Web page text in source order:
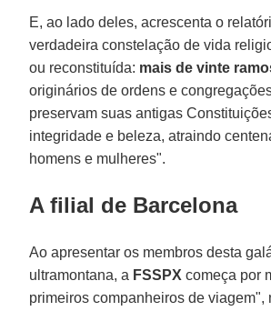
E, ao lado deles, acrescenta o
verdadeira constelação de vida
ou reconstituída: mais de vinte
originários de ordens e
preservam suas antigas
integridade e beleza, atraindo
homens e mulheres".
A filial de Barcelona
Ao apresentar os membros desta
ultramontana, a FSSPX começa por
primeiros companheiros de viagem",